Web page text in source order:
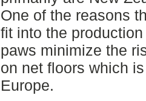
One of the reasons
fit into the
paws minimize the
on net floors which
Europe.